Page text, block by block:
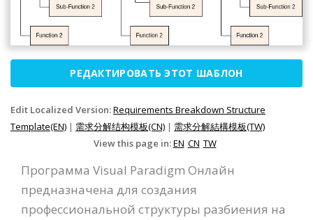
РЕДАКТИРОВАТЬ ЭТОТ ШАБЛОН
Edit Localized Version:Requirements Breakdown Structure
Template(EN) | 需求分解结构模板(CN) | 需求分解結構模板(TW)
View this page in:EN CN TW
Программа Visual Paradigm Онлайн
предназначена для создания
профессиональной структуры разбиения на